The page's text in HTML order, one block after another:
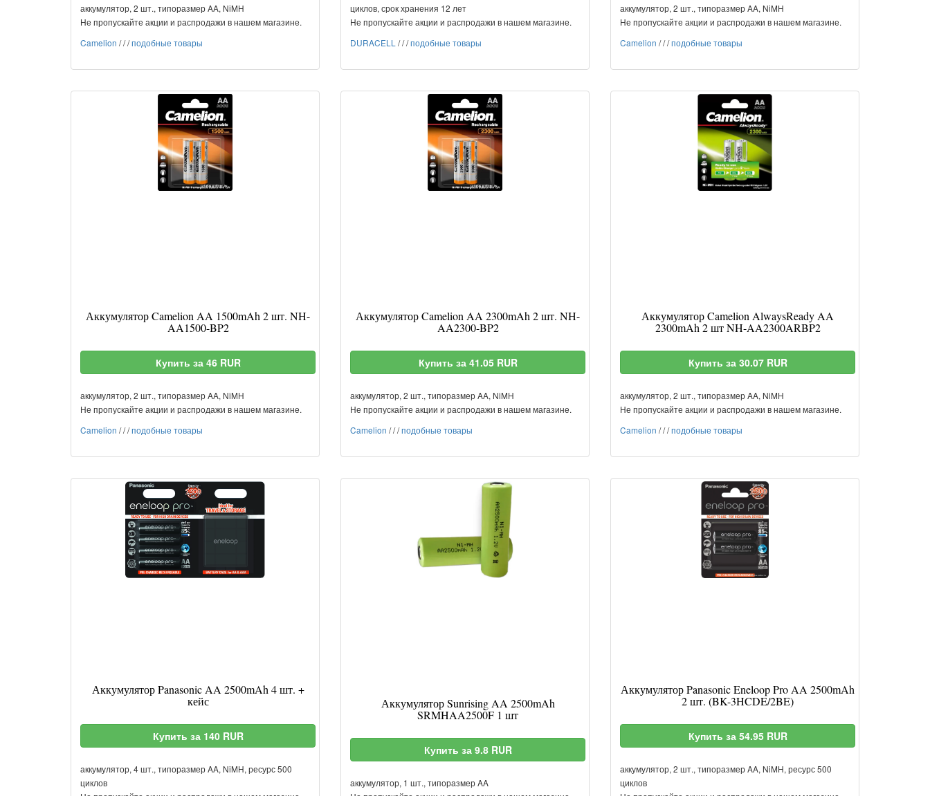
аккумулятор, 2 шт., типоразмер AA, NiMH
Не пропускайте акции и распродажи в нашем магазине.
Camelion ///подобные товары
циклов, срок хранения 12 лет
Не пропускайте акции и распродажи в нашем магазине.
DURACELL ///подобные товары
аккумулятор, 2 шт., типоразмер AA, NiMH
Не пропускайте акции и распродажи в нашем магазине.
Camelion ///подобные товары
Аккумулятор Camelion AA 1500mAh 2 шт. NH-
AA1500-BP2
Купить за 46 RUR
аккумулятор, 2 шт., типоразмер AA, NiMH
Не пропускайте акции и распродажи в нашем магазине.
Camelion ///подобные товары
Аккумулятор Camelion AA 2300mAh 2 шт. NH-
AA2300-BP2
Купить за 41.05 RUR
аккумулятор, 2 шт., типоразмер AA, NiMH
Не пропускайте акции и распродажи в нашем магазине.
Camelion ///подобные товары
Аккумулятор Camelion AlwaysReady AA
2300mAh 2 шт NH-AA2300ARBP2
Купить за 30.07 RUR
аккумулятор, 2 шт., типоразмер AA, NiMH
Не пропускайте акции и распродажи в нашем магазине.
Camelion ///подобные товары
Аккумулятор Panasonic AA 2500mAh 4 шт. +
кейс
Купить за 140 RUR
аккумулятор, 4 шт., типоразмер AA, NiMH, ресурс 500
циклов
Аккумулятор Sunrising AA 2500mAh
SRMHAA2500F 1 шт
Купить за 9.8 RUR
аккумулятор, 1 шт., типоразмер AA
Аккумулятор Panasonic Eneloop Pro AA 2500mAh
2 шт. (BK-3HCDE/2BE)
Купить за 54.95 RUR
аккумулятор, 2 шт., типоразмер AA, NiMH, ресурс 500
циклов